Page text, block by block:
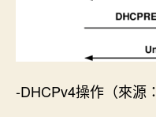
-DHCPv4操作（來源：